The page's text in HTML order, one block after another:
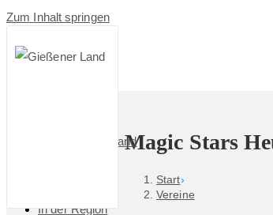
Zum Inhalt springen
Das GießenerLand
In der Region
Magic Stars
Start›
Vereine